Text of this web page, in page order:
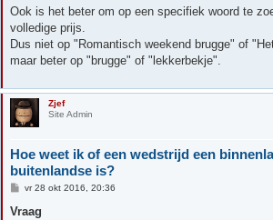
Ook is het beter om op een specifiek woord te
volledige prijs.
Dus niet op "Romantisch weekend brugge" of
maar beter op "brugge" of "lekkerbekje".
Zjef
Site Admin
Hoe weet ik of een wedstrijd een
buitenlandse is?
B
r
vr 28 okt 2016, 20:36
Vraag